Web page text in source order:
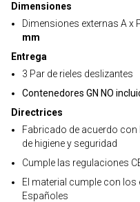
Dimensiones
Dimensiones externas A x
mm
Entrega
3 Par de rieles deslizantes
Contenedores GN NO
Directrices
Fabricado de acuerdo
de higiene y seguridad
Cumple las regulaciones
El material cumple con
Españoles